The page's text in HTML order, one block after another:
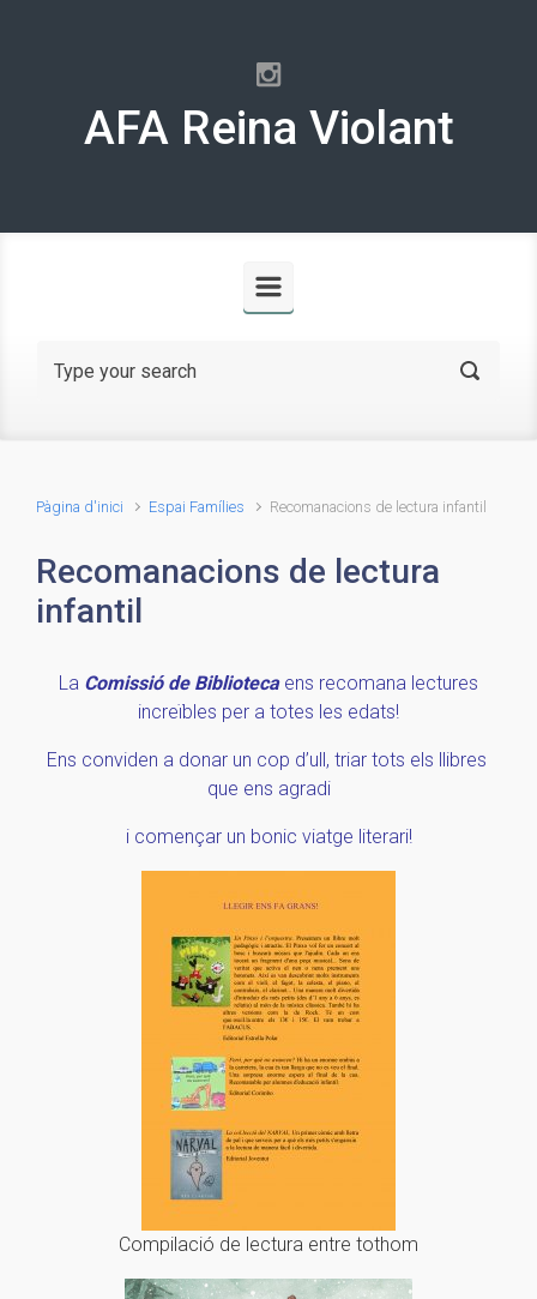
AFA Reina Violant
Pàgina d'inici Espai Famílies Recomanacions de lectura infantil
Recomanacions de lectura
infantil
La Comissió de Biblioteca ens recomana lectures
increïbles per a totes les edats!
Ens conviden a donar un cop d’ull, triar tots els llibres
que ens agradi
i començar un bonic viatge literari!
Compilació de lectura entre tothom